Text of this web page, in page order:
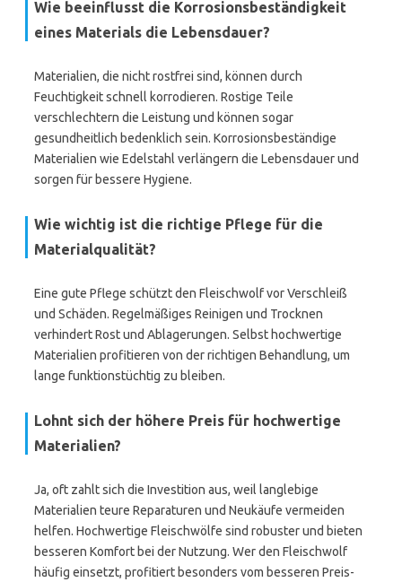
Wie beeinflusst die Korrosionsbeständigkeit
eines Materials die Lebensdauer?
Materialien, die nicht rostfrei sind, können durch
Feuchtigkeit schnell korrodieren. Rostige Teile
verschlechtern die Leistung und können sogar
gesundheitlich bedenklich sein. Korrosionsbeständige
Materialien wie Edelstahl verlängern die Lebensdauer und
sorgen für bessere Hygiene.
Wie wichtig ist die richtige Pflege für die
Materialqualität?
Eine gute Pflege schützt den Fleischwolf vor Verschleiß
und Schäden. Regelmäßiges Reinigen und Trocknen
verhindert Rost und Ablagerungen. Selbst hochwertige
Materialien profitieren von der richtigen Behandlung, um
lange funktionstüchtig zu bleiben.
Lohnt sich der höhere Preis für hochwertige
Materialien?
Ja, oft zahlt sich die Investition aus, weil langlebige
Materialien teure Reparaturen und Neukäufe vermeiden
helfen. Hochwertige Fleischwölfe sind robuster und bieten
besseren Komfort bei der Nutzung. Wer den Fleischwolf
häufig einsetzt, profitiert besonders vom besseren Preis-